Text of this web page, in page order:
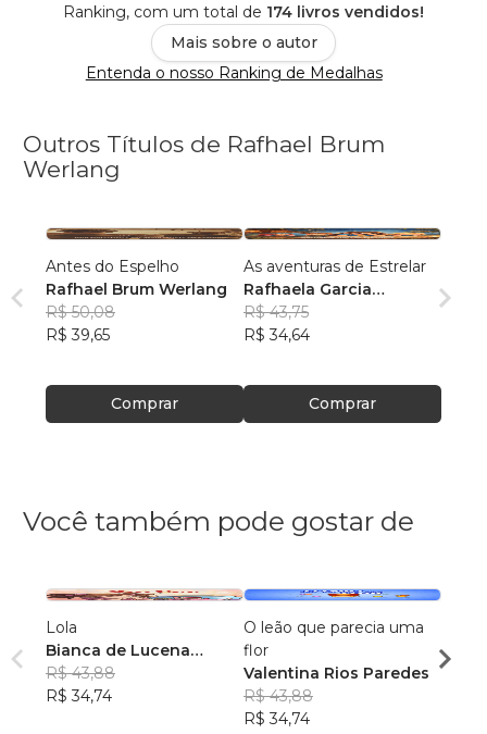
Ranking, com um total de 174 livros vendidos!
Mais sobre o autor
Entenda o nosso Ranking de Medalhas
Outros Títulos de Rafhael Brum
Werlang
Antes do Espelho
Rafhael Brum Werlang
R$ 50,08
R$ 39,65
Comprar
As aventuras de Estrelar
Rafhaela Garcia
Werlang
R$ 43,75
R$ 34,64
Comprar
Você também pode gostar de
Lola
Bianca de Lucena
Coutinho de Oliveira
R$ 43,88
R$ 34,74
O leão que parecia uma
flor
Valentina Rios Paredes
R$ 43,88
R$ 34,74
R$